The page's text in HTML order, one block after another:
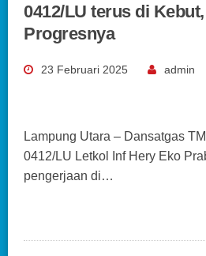
0412/LU terus di
Progresnya
23 Februari 2025 admin
Lampung Utara – Dansatgas
0412/LU Letkol Inf Hery Eko
pengerjaan di…